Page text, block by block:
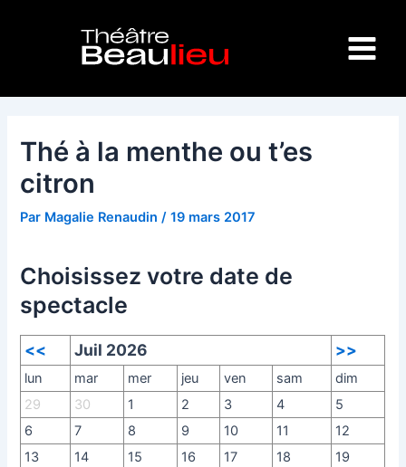
Menu
Thé à la menthe ou t’es
citron
Par Magalie Renaudin/19 mars 2017
Choisissez votre date de
spectacle
<< Juil 2026 >>
lun mar mer jeu ven sam
dim
29
30 1 2 3 4
5
6
7 8 9 10 11
12
13
14 15 16 17 18
19